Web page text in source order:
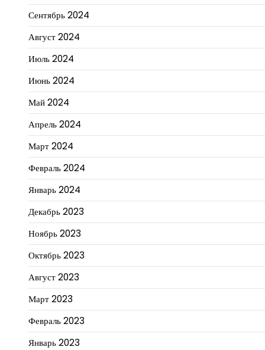
Сентябрь 2024
Август 2024
Июль 2024
Июнь 2024
Май 2024
Апрель 2024
Март 2024
Февраль 2024
Январь 2024
Декабрь 2023
Ноябрь 2023
Октябрь 2023
Август 2023
Март 2023
Февраль 2023
Январь 2023